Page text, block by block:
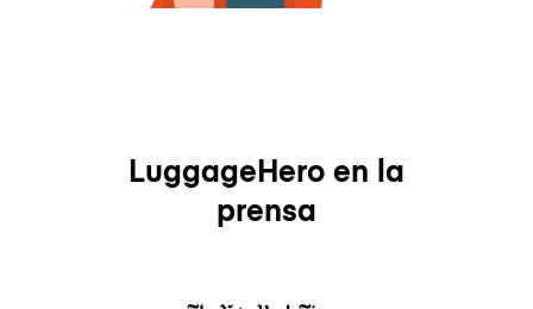
LuggageHero en la
prensa